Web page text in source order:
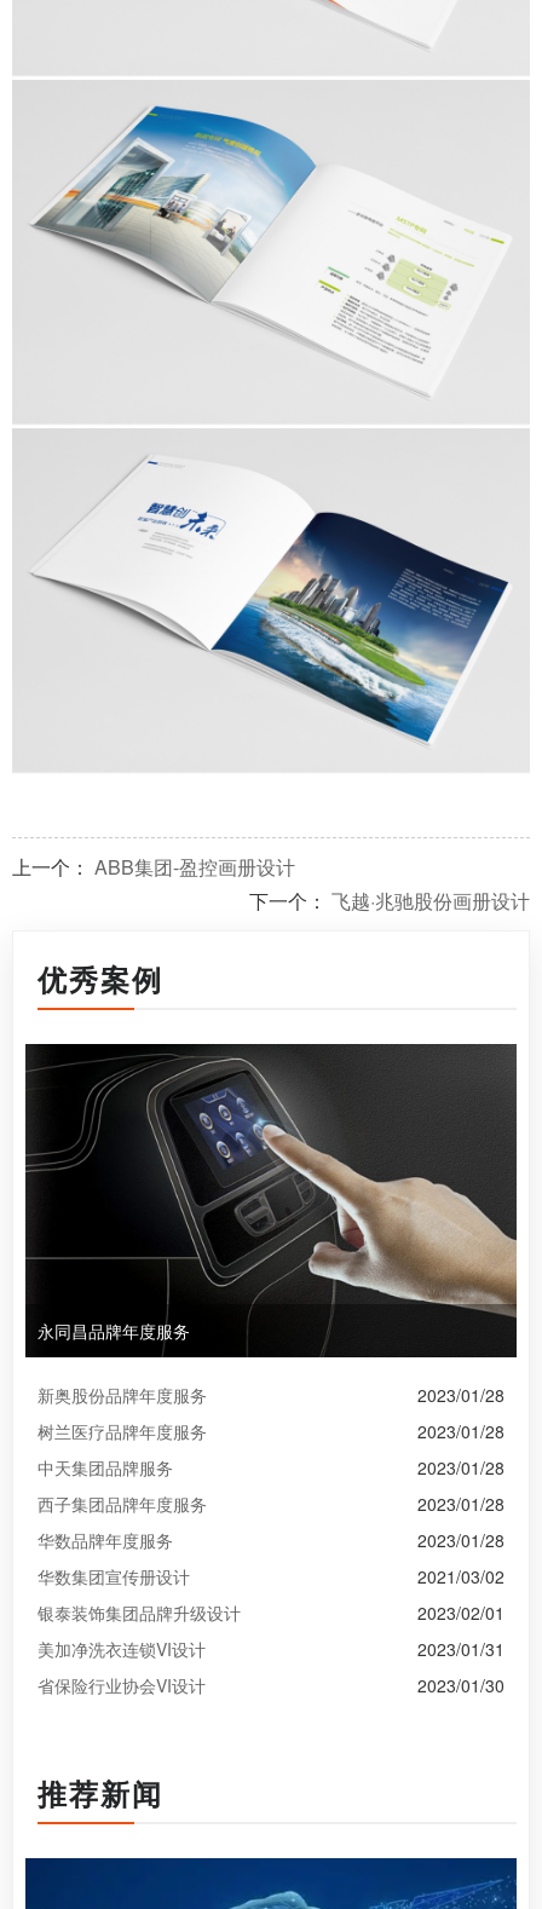
上一个： ABB集团-盈控画册设计
下一个： 飞越·兆驰股份画册设计
优秀案例
永同昌品牌年度服务
2023/01/28
新奥股份品牌年度服务
2023/01/28
树兰医疗品牌年度服务
2023/01/28
中天集团品牌服务
2023/01/28
西子集团品牌年度服务
2023/01/28
华数品牌年度服务
2021/03/02
华数集团宣传册设计
2023/02/01
银泰装饰集团品牌升级设计
2023/01/31
美加净洗衣连锁VI设计
2023/01/30
省保险行业协会VI设计
推荐新闻